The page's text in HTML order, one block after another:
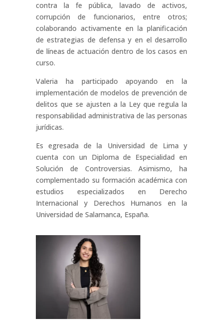
contra la fe pública, lavado de activos,
corrupción de funcionarios, entre otros;
colaborando activamente en la planificación
de estrategias de defensa y en el desarrollo
de líneas de actuación dentro de los casos en
curso.
Valeria ha participado apoyando en la
implementación de modelos de prevención de
delitos que se ajusten a la Ley que regula la
responsabilidad administrativa de las personas
jurídicas.
Es egresada de la Universidad de Lima y
cuenta con un Diploma de Especialidad en
Solución de Controversias. Asimismo, ha
complementado su formación académica con
estudios especializados en Derecho
Internacional y Derechos Humanos en la
Universidad de Salamanca, España.